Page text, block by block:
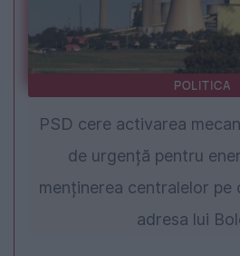
POLITICA
PSD cere activarea
de urgență pentru
menținerea centralelor pe
adresa lui